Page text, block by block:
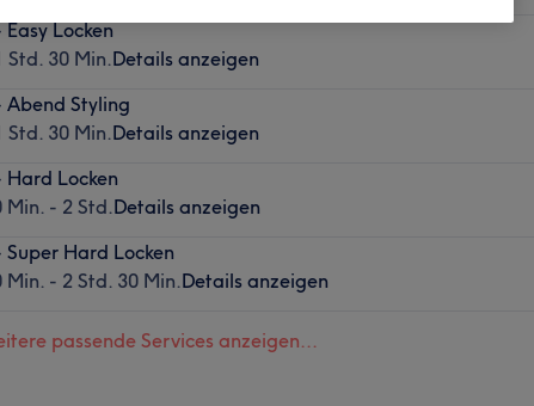
Locken
Std. 30 Min.Details anzeigen
Abend Styling
Std. 30 Min.Details anzeigen
Hard Locken
Min. - 2 Std.Details anzeigen
Super Hard Locken
Min. - 2 Std. 30 Min.Details anzeigen
passende Services anzeigen...